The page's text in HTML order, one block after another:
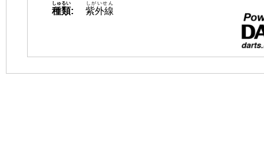
種類
しゅるい
: 紫外線
しがいせん